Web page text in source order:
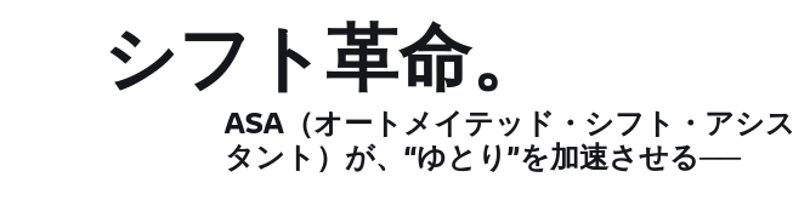
シフト革命。
ASA（オートメイテッド・シフト・アシス
タント）が、“ゆとり”を加速させる──